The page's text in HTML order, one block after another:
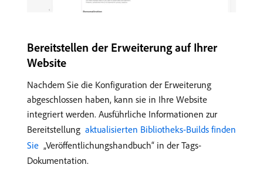
Bereitstellen der Erweiterung auf Ihrer
Website
Nachdem Sie die Konfiguration der Erweiterung
abgeschlossen haben, kann sie in Ihre Website
integriert werden. Ausführliche Informationen zur
Bereitstellung ​ aktualisierten Bibliotheks-Builds finden
Sie ​ „Veröffentlichungshandbuch“ in der Tags-
Dokumentation.